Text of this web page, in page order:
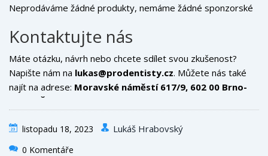
Neprodáváme žádné produkty, nemáme žádné sponzorské
závaznost je k vám – čtenáři, který hledá pravdu a jasnost.
Kontaktujte nás
Máte otázku, návrh nebo chcete sdílet svou zkušenost?
Napište nám na lukas@prodentisty.cz. Můžete nás také
najít na adrese: Moravské náměstí 617/9, 602 00 Brno-
Střed, Česko
listopadu 18, 2023 Lukáš Hrabovský
0 Komentáře